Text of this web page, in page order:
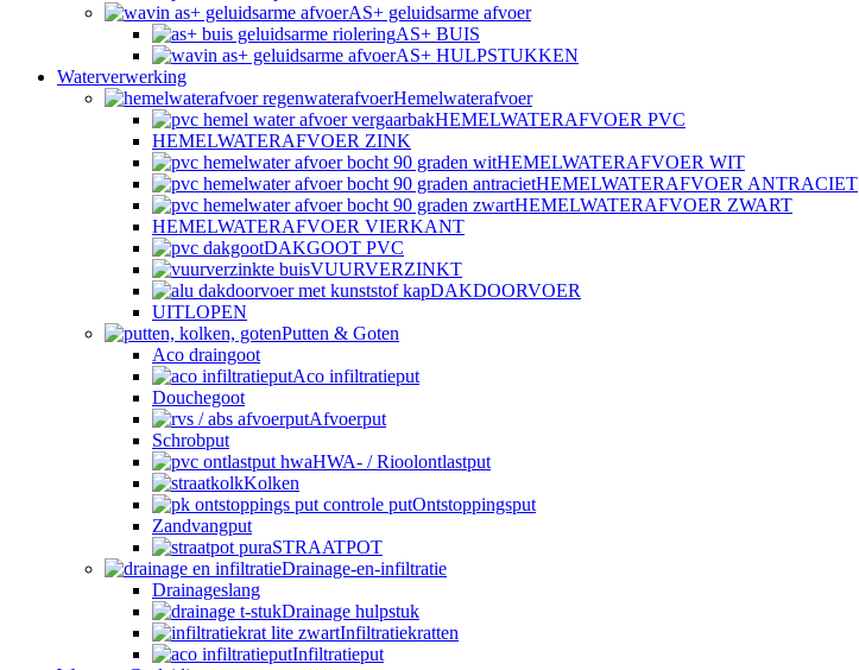
AS+ geluidsarme afvoer
AS+ BUIS
AS+ HULPSTUKKEN
Waterverwerking
Hemelwaterafvoer
HEMELWATERAFVOER PVC
HEMELWATERAFVOER ZINK
HEMELWATERAFVOER WIT
HEMELWATERAFVOER ANTRACIET
HEMELWATERAFVOER ZWART
HEMELWATERAFVOER VIERKANT
DAKGOOT PVC
VUURVERZINKT
DAKDOORVOER
UITLOPEN
Putten & Goten
Aco draingoot
Aco infiltratieput
Douchegoot
Afvoerput
Schrobput
HWA- / Rioolontlastput
Kolken
Ontstoppingsput
Zandvangput
STRAATPOT
Drainage-en-infiltratie
Drainageslang
Drainage hulpstuk
Infiltratiekratten
Infiltratieput